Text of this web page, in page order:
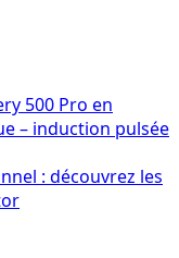
: découvrez les